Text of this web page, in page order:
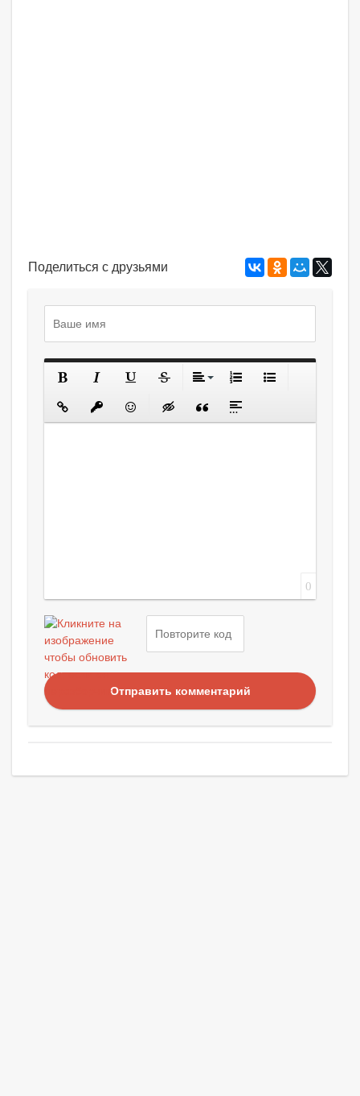
Поделиться с друзьями
0
Отправить комментарий